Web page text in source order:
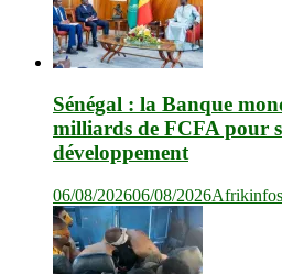
Sénégal : la Banque
milliards de FCFA pour
développement
06/08/202606/08/2026